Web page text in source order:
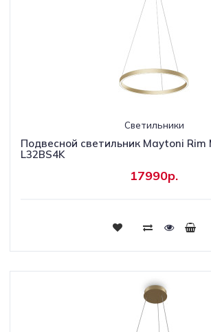
Светильники
Подвесной светильник Maytoni Rim
L32BS4K
17990р.